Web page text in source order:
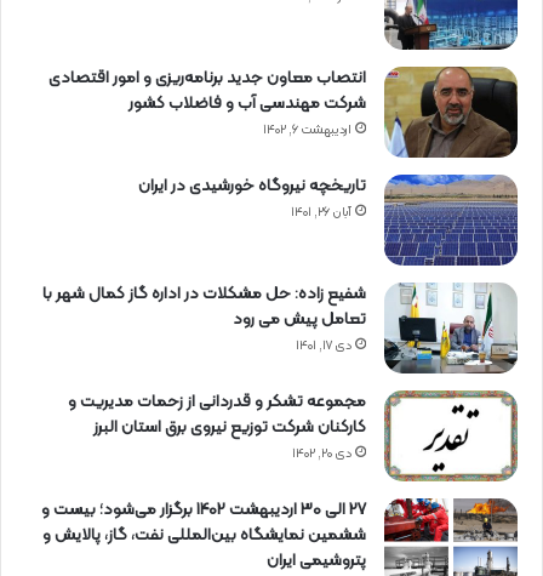
انتصاب معاون جدید برنامه‌ریزی و امور اقتصادی
شرکت مهندسی آب و فاضلاب کشور
اردیبهشت ۶, ۱۴۰۲
تاریخچه نیروگاه خورشیدی در ایران
آبان ۲۶, ۱۴۰۱
شفیع زاده: حل مشکلات در اداره گاز کمال شهر با
تعامل پیش می رود
دی ۱۷, ۱۴۰۱
مجموعه تشکر و قدردانی از زحمات مدیریت و
کارکنان شرکت توزیع نیروی برق استان البرز
دی ۲۰, ۱۴۰۲
27 الی 30 اردیبهشت 1402 برگزار می‌شود؛ بیست و
ششمین نمایشگاه بین‌المللی نفت، گاز، پالایش و
پتروشیمی ایران